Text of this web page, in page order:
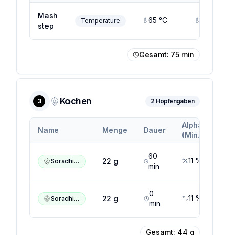
Mash
step
Temperature 65 °C
Gesamt: 75 min
3 Kochen 2 Hopfengaben
Name Menge Dauer
Alpha
(Min.)
Sorachi Ace 22 g
60
min
11 %
Sorachi Ace 22 g
0
min
11 %
Gesamt: 44 g